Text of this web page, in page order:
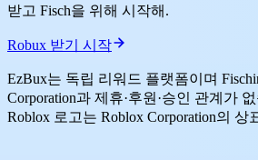
받고 Fisch을 위해 시작해.
Robux 받기 시작
EzBux는 독립 리워드 플랫폼이며
Corporation과 제휴·후원·승인 관계가
Roblox 로고는 Roblox Corporation의 상